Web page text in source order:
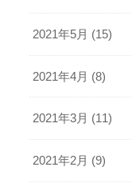
2021年5月 (15)
2021年4月 (8)
2021年3月 (11)
2021年2月 (9)